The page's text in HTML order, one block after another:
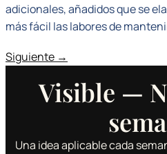
adicionales, añadidos que se
más fácil las labores de
Siguiente →
Visible —
Una idea aplicable cada